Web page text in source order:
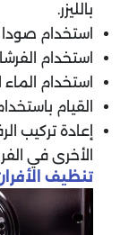
بالليزر.
استخدام صودا
استخدام
استخدام
القيام
إعادة تركيب
الأخرى في
تنظيف